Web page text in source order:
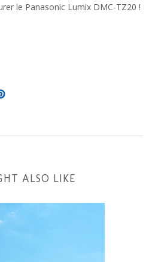
le Panasonic Lumix DMC-TZ20 !
ALSO LIKE